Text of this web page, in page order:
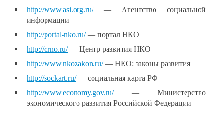
http://www.asi.org.ru/— Агентство социальной
информации
http://portal-nko.ru/— портал НКО
http://crno.ru/— Центр развития НКО
http://www.nkozakon.ru/— НКО: законы развития
http://sockart.ru/— социальная карта РФ
http://www.economy.gov.ru/— Министерство
экономического развития Российской Федерации